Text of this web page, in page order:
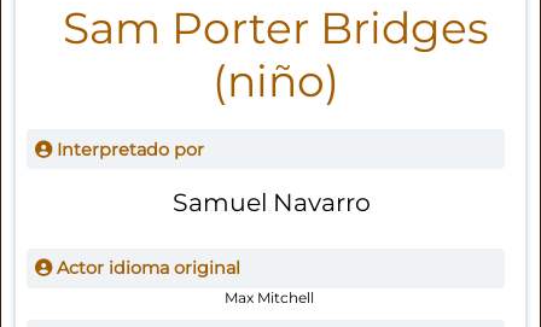
Sam Porter Bridges
(niño)
Interpretado por
Samuel Navarro
Actor idioma original
Max Mitchell